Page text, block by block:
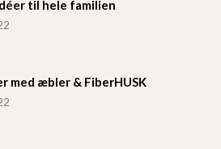
til hele familien
med æbler & FiberHUSK